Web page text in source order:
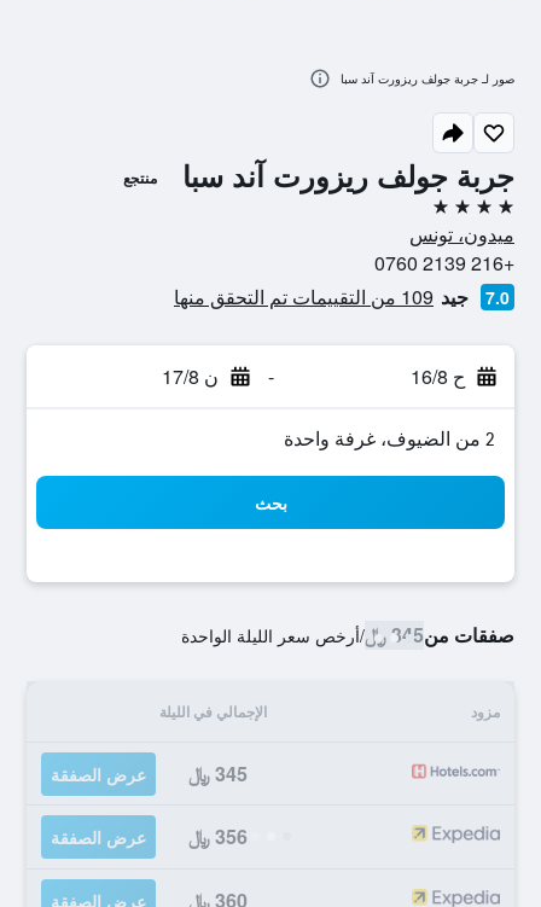
جربة جولف ريزورت آند سبا منتجع
4 نجوم
ميدون، تونس
+216 2139 0760
7.0 جيد 109 من التقييمات تم التحقق منها
ح 16/8 - ن 17/8
2 من الضيوف، غرفة واحدة
بحث
صفقات من345 ﷼ /أرخص سعر الليلة الواحدة
مزود الإجمالي في الليلة
345 ﷼ عرض الصفقة
356 ﷼ عرض الصفقة
360 ﷼ عرض الصفقة
صور لـ جربة جولف ريزورت آند سبا